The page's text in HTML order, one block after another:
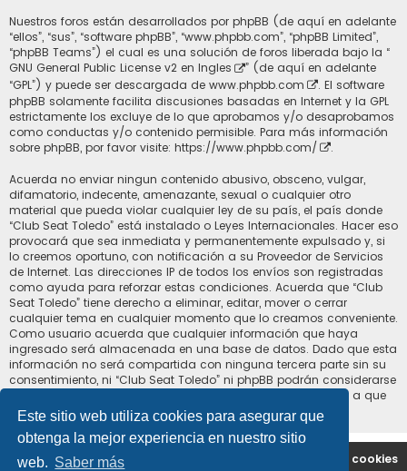
Este sitio web utiliza cookies para asegurar que
obtenga la mejor experiencia en nuestro sitio
web. Saber más
Nuestros foros están desarrollados por phpBB (de aquí en adelante
“ellos”, “sus”, “software phpBB”, “www.phpbb.com”, “phpBB Limited”,
“phpBB Teams”) el cual es una solución de foros liberada bajo la “
GNU General Public License v2 en Ingles
” (de aquí en adelante
“GPL”) y puede ser descargada de www.phpbb.com
. El software
phpBB solamente facilita discusiones basadas en Internet y la GPL
estrictamente los excluye de lo que aprobamos y/o desaprobamos
como conductas y/o contenido permisible. Para más información
sobre phpBB, por favor visite: https://www.phpbb.com/ .
Acuerda no enviar ningun contenido abusivo, obsceno, vulgar,
difamatorio, indecente, amenazante, sexual o cualquier otro
material que pueda violar cualquier ley de su país, el país donde
“Club Seat Toledo” está instalado o Leyes Internacionales. Hacer eso
provocará que sea inmediata y permanentemente expulsado y, si
lo creemos oportuno, con notificación a su Proveedor de Servicios
de Internet. Las direcciones IP de todos los envíos son registradas
como ayuda para reforzar estas condiciones. Acuerda que “Club
Seat Toledo” tiene derecho a eliminar, editar, mover o cerrar
cualquier tema en cualquier momento que lo creamos conveniente.
Como usuario acuerda que cualquier información que haya
ingresado será almacenada en una base de datos. Dado que esta
información no será compartida con ninguna tercera parte sin su
consentimiento, ni “Club Seat Toledo” ni phpBB podrán considerarse
responsables por cualquier intento de hacking que conlleve a que
los datos sean comprometidos.
Portal Índice general Borrar cookies